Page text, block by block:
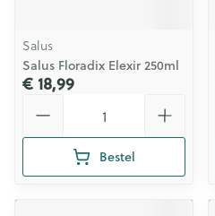
Salus
Salus Floradix Elexir 250ml
€ 18,99
Bestel